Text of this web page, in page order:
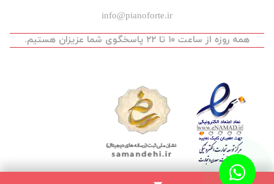
info@pianoforte.ir
همه روزه از ساعت ۱۰ تا ۲۲ پاسخگوی شما عزیزان هستیم.